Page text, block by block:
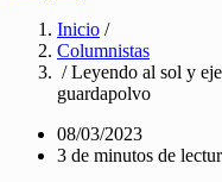
Inicio /
Columnistas
/ Leyendo al sol y
guardapolvo
08/03/2023
3 de minutos de